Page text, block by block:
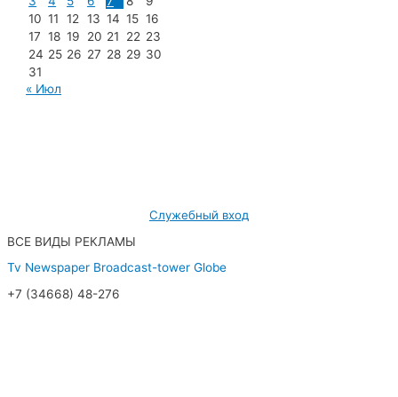
10 11 12 13 14 15 16
17 18 19 20 21 22 23
24 25 26 27 28 29 30
31
« Июл
Служебный вход
ВСЕ ВИДЫ РЕКЛАМЫ
Tv Newspaper Broadcast-tower Globe
+7 (34668) 48-276